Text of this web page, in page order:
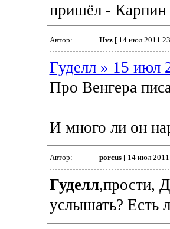
пришёл - Карпин
Автор: Hvz[ 14 июл 2011
Гуделл » 15 июл
Про Венгера
И много ли он
Автор: porcus[ 14 июл
Гуделл,прости,
услышать? Есть